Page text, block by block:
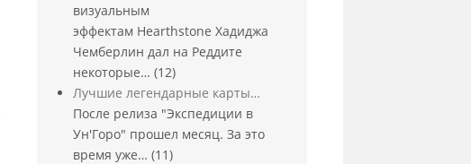
визуальным
эффектам Hearthstone Хадиджа
Чемберлин дал на Реддите
некоторые… (12)
Лучшие легендарные карты…
После релиза "Экспедиции в
Ун'Горо" прошел месяц. За это
время уже… (11)